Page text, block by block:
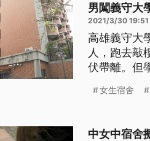
男闖義守大
2021/3/30 19:51
高雄義守大
人，跑去敲
伏帶離。但
29日傍晚5
女生宿舍
中女中宿舍